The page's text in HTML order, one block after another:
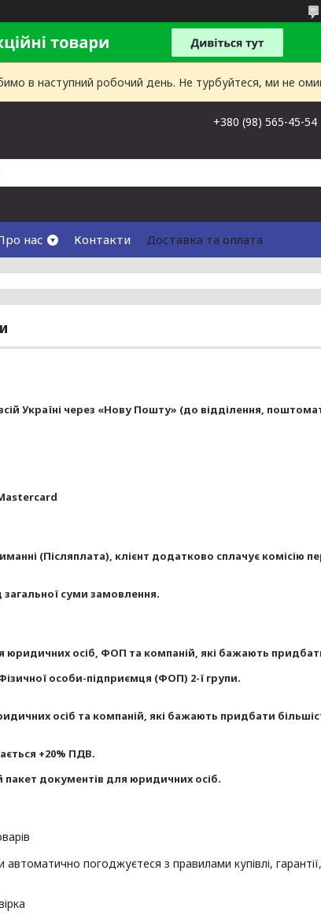
в наступний робочий день. Не турбуйтеся, ми не
+380 (98) 565-45-54
нас Контакти Доставка та оплата
Україні через «Нову Пошту» (до відділення,
(Післяплата), клієнт додатково сплачує комісію
загальної суми замовлення.
осіб, ФОП та компаній, які бажають придбати
особи-підприємця (ФОП) 2-ї групи.
осіб та компаній, які бажають придбати
+20% ПДВ.
документів для юридичних осіб.
погоджуєтеся з правилами купівлі,